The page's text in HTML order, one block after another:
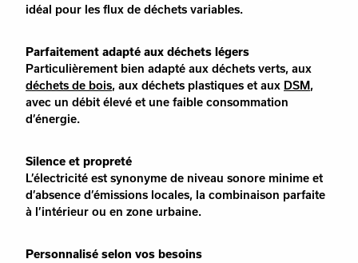
idéal pour les flux de déchets variables.
Parfaitement adapté aux déchets légers
Particulièrement bien adapté aux déchets verts, aux
déchets de bois, aux déchets plastiques et aux DSM,
avec un débit élevé et une faible consommation
d’énergie.
Silence et propreté
L’électricité est synonyme de niveau sonore minime et
d’absence d’émissions locales, la combinaison parfaite
à l’intérieur ou en zone urbaine.
Personnalisé selon vos besoins